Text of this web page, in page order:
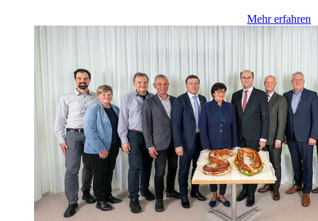
Mehr erfahren